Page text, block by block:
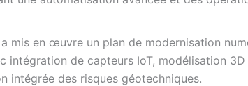
a mis en œuvre un plan de modernisation
intégration de capteurs IoT, modélisation 3D
intégrée des risques géotechniques.